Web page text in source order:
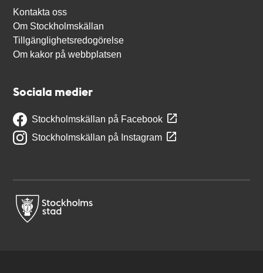
Kontakta oss
Om Stockholmskällan
Tillgänglighetsredogörelse
Om kakor på webbplatsen
Sociala medier
Stockholmskällan på Facebook
Stockholmskällan på Instagram